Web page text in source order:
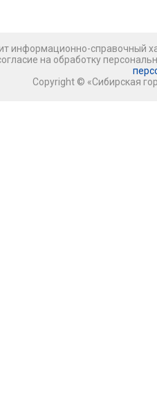
информационно-справочный
на обработку
Copyright © «Сибирская